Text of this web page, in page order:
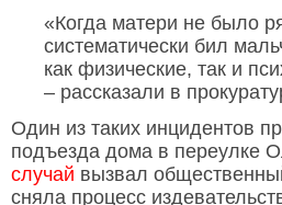
«Когда матери не было
систематически бил
как физические, так и
– рассказали в
Один из таких инцидентов
подъезда дома в переулке
случай вызвал
сняла процесс